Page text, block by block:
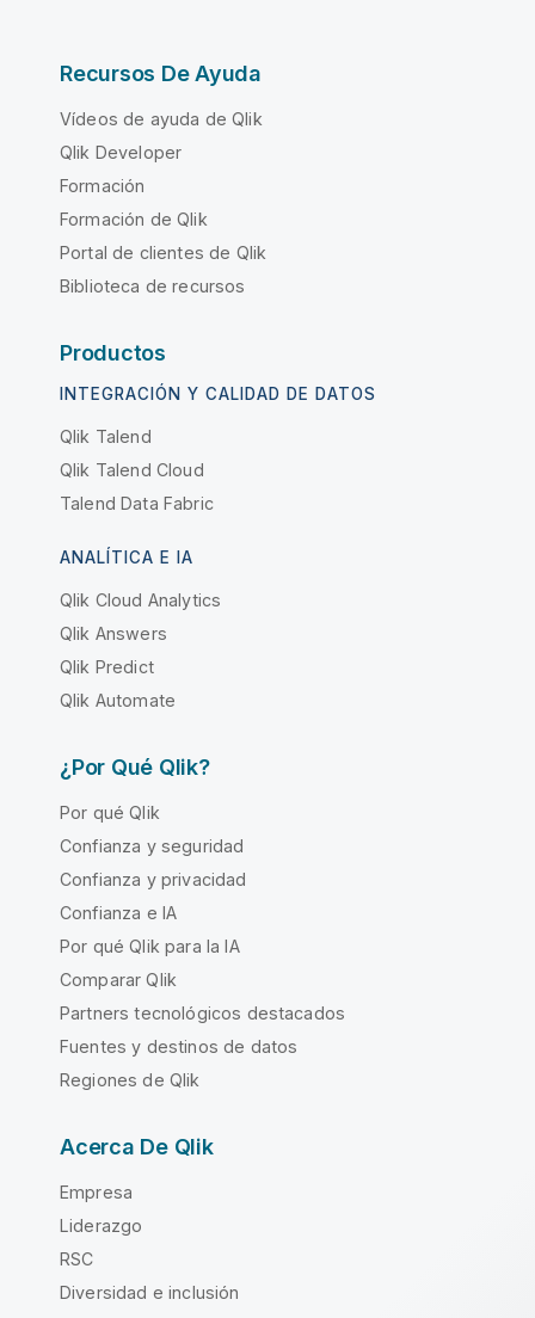
Recursos De Ayuda
Vídeos de ayuda de Qlik
Qlik Developer
Formación
Formación de Qlik
Portal de clientes de Qlik
Biblioteca de recursos
Productos
INTEGRACIÓN Y CALIDAD DE DATOS
Qlik Talend
Qlik Talend Cloud
Talend Data Fabric
ANALÍTICA E IA
Qlik Cloud Analytics
Qlik Answers
Qlik Predict
Qlik Automate
¿Por Qué Qlik?
Por qué Qlik
Confianza y seguridad
Confianza y privacidad
Confianza e IA
Por qué Qlik para la IA
Comparar Qlik
Partners tecnológicos destacados
Fuentes y destinos de datos
Regiones de Qlik
Acerca De Qlik
Empresa
Liderazgo
RSC
Diversidad e inclusión